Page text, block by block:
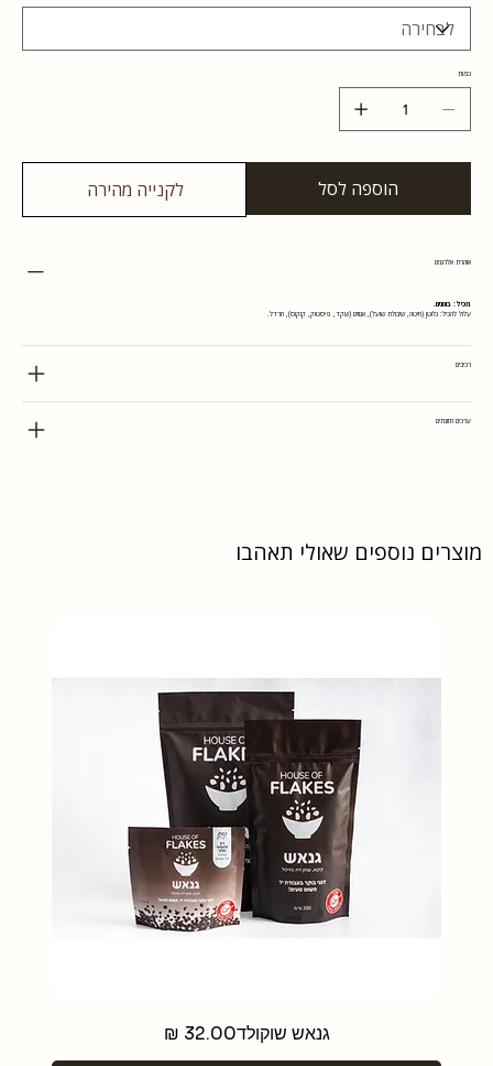
כמות
הוספה לסל לקנייה מהירה
אזהרת אלרגנים
מכיל: בוטנים.
עלול להכיל: גלוטן (חיטה, שיבולת שועל), אגוזים (שקד, פיסטוק, קוקוס), חרדל.
רכיבים
ערכים תזונתים
מוצרים נוספים שאולי תאהבו
גנאש שוקולדמחיר